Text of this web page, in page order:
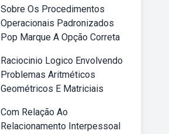
Sobre Os Procedimentos
Operacionais Padronizados
Pop Marque A Opção Correta
Raciocinio Logico Envolvendo
Problemas Aritméticos
Geométricos E Matriciais
Com Relação Ao
Relacionamento Interpessoal